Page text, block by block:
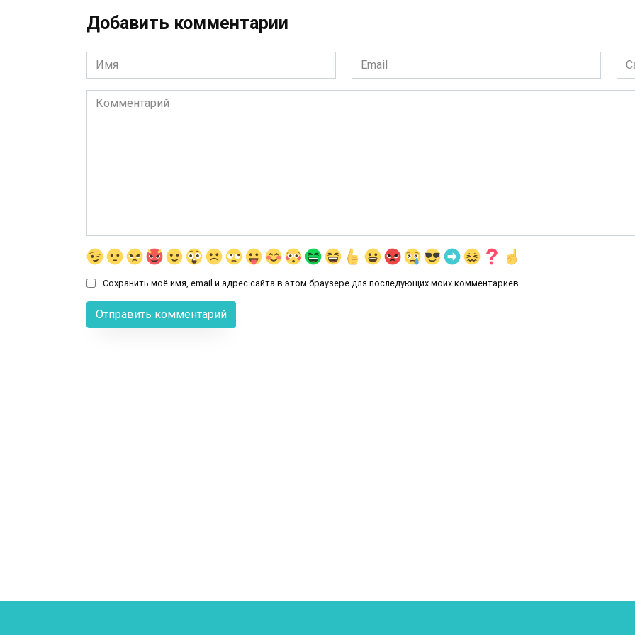
Добавить комментарии
Имя
*
Email
*
Комментарий
Сохранить моё имя, email и адрес сайта в этом браузере для последующих моих комментариев.